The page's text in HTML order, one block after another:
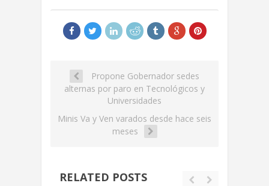
Propone Gobernador sedes
alternas por paro en Tecnológicos y
Universidades
Minis Va y Ven varados desde hace seis
meses
RELATED POSTS